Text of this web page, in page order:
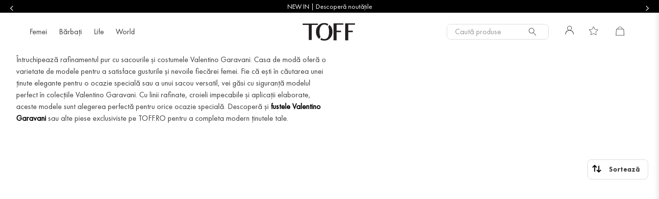
NEW IN | Descoperă noutățile
Femei Bărbați Life World Caută produse
Întruchipează rafinamentul pur cu sacourile și costumele Valentino Garavani. Casa de modă oferă o
varietate de modele pentru a satisface gusturile și nevoile fiecărei femei. Fie că ești în căutarea unei
ținute elegante pentru o ocazie specială sau a unui sacou versatil, vei găsi cu siguranță modelul
perfect în colecțiile Valentino Garavani. Cu linii rafinate, croieli impecabile și aplicații elaborate,
aceste modele sunt alegerea perfectă pentru orice ocazie specială. Descoperă și fustele Valentino
Garavanisau alte piese exclusiviste pe TOFF.RO pentru a completa modern ținutele tale.